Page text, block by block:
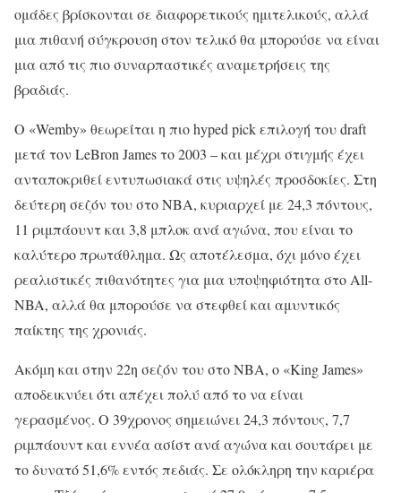
ομάδες βρίσκονται σε διαφορετικούς ημιτελικούς, αλλά
μια πιθανή σύγκρουση στον τελικό θα μπορούσε να είναι
μια από τις πιο συναρπαστικές αναμετρήσεις της
βραδιάς.
Ο «Wemby» θεωρείται η πιο hyped pick επιλογή του draft
μετά τον LeBron James το 2003 – και μέχρι στιγμής έχει
ανταποκριθεί εντυπωσιακά στις υψηλές προσδοκίες. Στη
δεύτερη σεζόν του στο ΝΒΑ, κυριαρχεί με 24,3 πόντους,
11 ριμπάουντ και 3,8 μπλοκ ανά αγώνα, που είναι το
καλύτερο πρωτάθλημα. Ως αποτέλεσμα, όχι μόνο έχει
ρεαλιστικές πιθανότητες για μια υποψηφιότητα στο All-
NBA, αλλά θα μπορούσε να στεφθεί και αμυντικός
παίκτης της χρονιάς.
Ακόμη και στην 22η σεζόν του στο ΝΒΑ, ο «King James»
αποδεικνύει ότι απέχει πολύ από το να είναι
γερασμένος. Ο 39χρονος σημειώνει 24,3 πόντους, 7,7
ριμπάουντ και εννέα ασίστ ανά αγώνα και σουτάρει με
το δυνατό 51,6% εντός πεδιάς. Σε ολόκληρη την καριέρα